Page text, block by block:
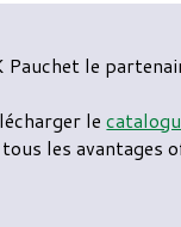
Pauchet le
le
les avantages